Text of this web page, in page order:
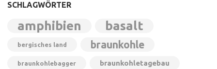
SCHLAGWÖRTER
amphibien basalt
bergisches land braunkohle
braunkohlebagger braunkohletagebau